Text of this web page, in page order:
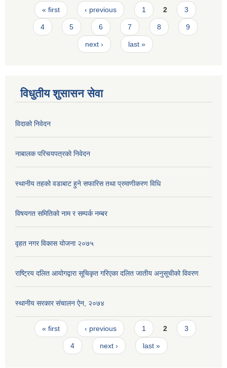
Pages
« first ‹ previous 1 2 3
4 5 6 7 8 9
next › last »
विधुतीय शुसासन सेवा
विदाको निवेदन
नाबालक परिचयपत्रकाे निवेदन
स्थानीय तहको वडाबाट हुने सफारिस तथा प्रमाणीकरण विधि
विषयगत समितिको नाम र सम्पर्क नम्बर
वृहत नगर विकास योजना २०७५
राष्ट्रिय दलित आयोगद्वारा सूचिकृत गरिएका दलित जातीय अनुसूचीको विवरण
स्थानीय सरकार संचालन ऐन, २०७४
Pages
« first ‹ previous 1 2 3
4 next › last »